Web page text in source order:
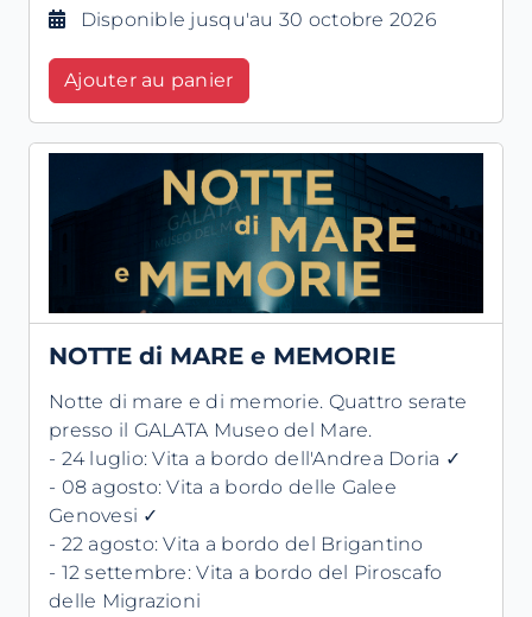
Disponible jusqu'au 30 octobre 2026
Ajouter au panier
NOTTE di MARE e MEMORIE
Notte di mare e di memorie. Quattro serate
presso il GALATA Museo del Mare.
- 24 luglio: Vita a bordo dell'Andrea Doria ✓
- 08 agosto: Vita a bordo delle Galee
Genovesi ✓
- 22 agosto: Vita a bordo del Brigantino
- 12 settembre: Vita a bordo del Piroscafo
delle Migrazioni